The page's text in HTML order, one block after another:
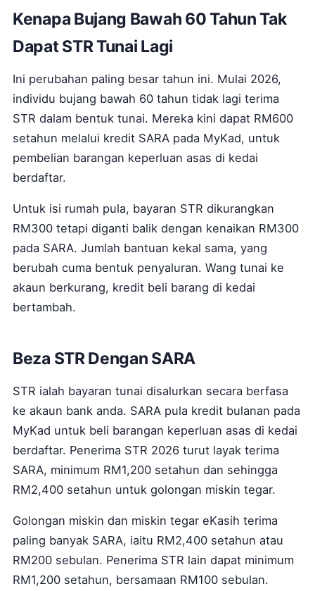
Kenapa Bujang Bawah 60 Tahun Tak
Dapat STR Tunai Lagi
Ini perubahan paling besar tahun ini. Mulai 2026,
individu bujang bawah 60 tahun tidak lagi terima
STR dalam bentuk tunai. Mereka kini dapat RM600
setahun melalui kredit SARA pada MyKad, untuk
pembelian barangan keperluan asas di kedai
berdaftar.
Untuk isi rumah pula, bayaran STR dikurangkan
RM300 tetapi diganti balik dengan kenaikan RM300
pada SARA. Jumlah bantuan kekal sama, yang
berubah cuma bentuk penyaluran. Wang tunai ke
akaun berkurang, kredit beli barang di kedai
bertambah.
Beza STR Dengan SARA
STR ialah bayaran tunai disalurkan secara berfasa
ke akaun bank anda. SARA pula kredit bulanan pada
MyKad untuk beli barangan keperluan asas di kedai
berdaftar. Penerima STR 2026 turut layak terima
SARA, minimum RM1,200 setahun dan sehingga
RM2,400 setahun untuk golongan miskin tegar.
Golongan miskin dan miskin tegar eKasih terima
paling banyak SARA, iaitu RM2,400 setahun atau
RM200 sebulan. Penerima STR lain dapat minimum
RM1,200 setahun, bersamaan RM100 sebulan.